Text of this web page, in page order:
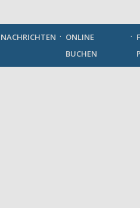
NACHRICHTEN
ONLINE
BUCHEN